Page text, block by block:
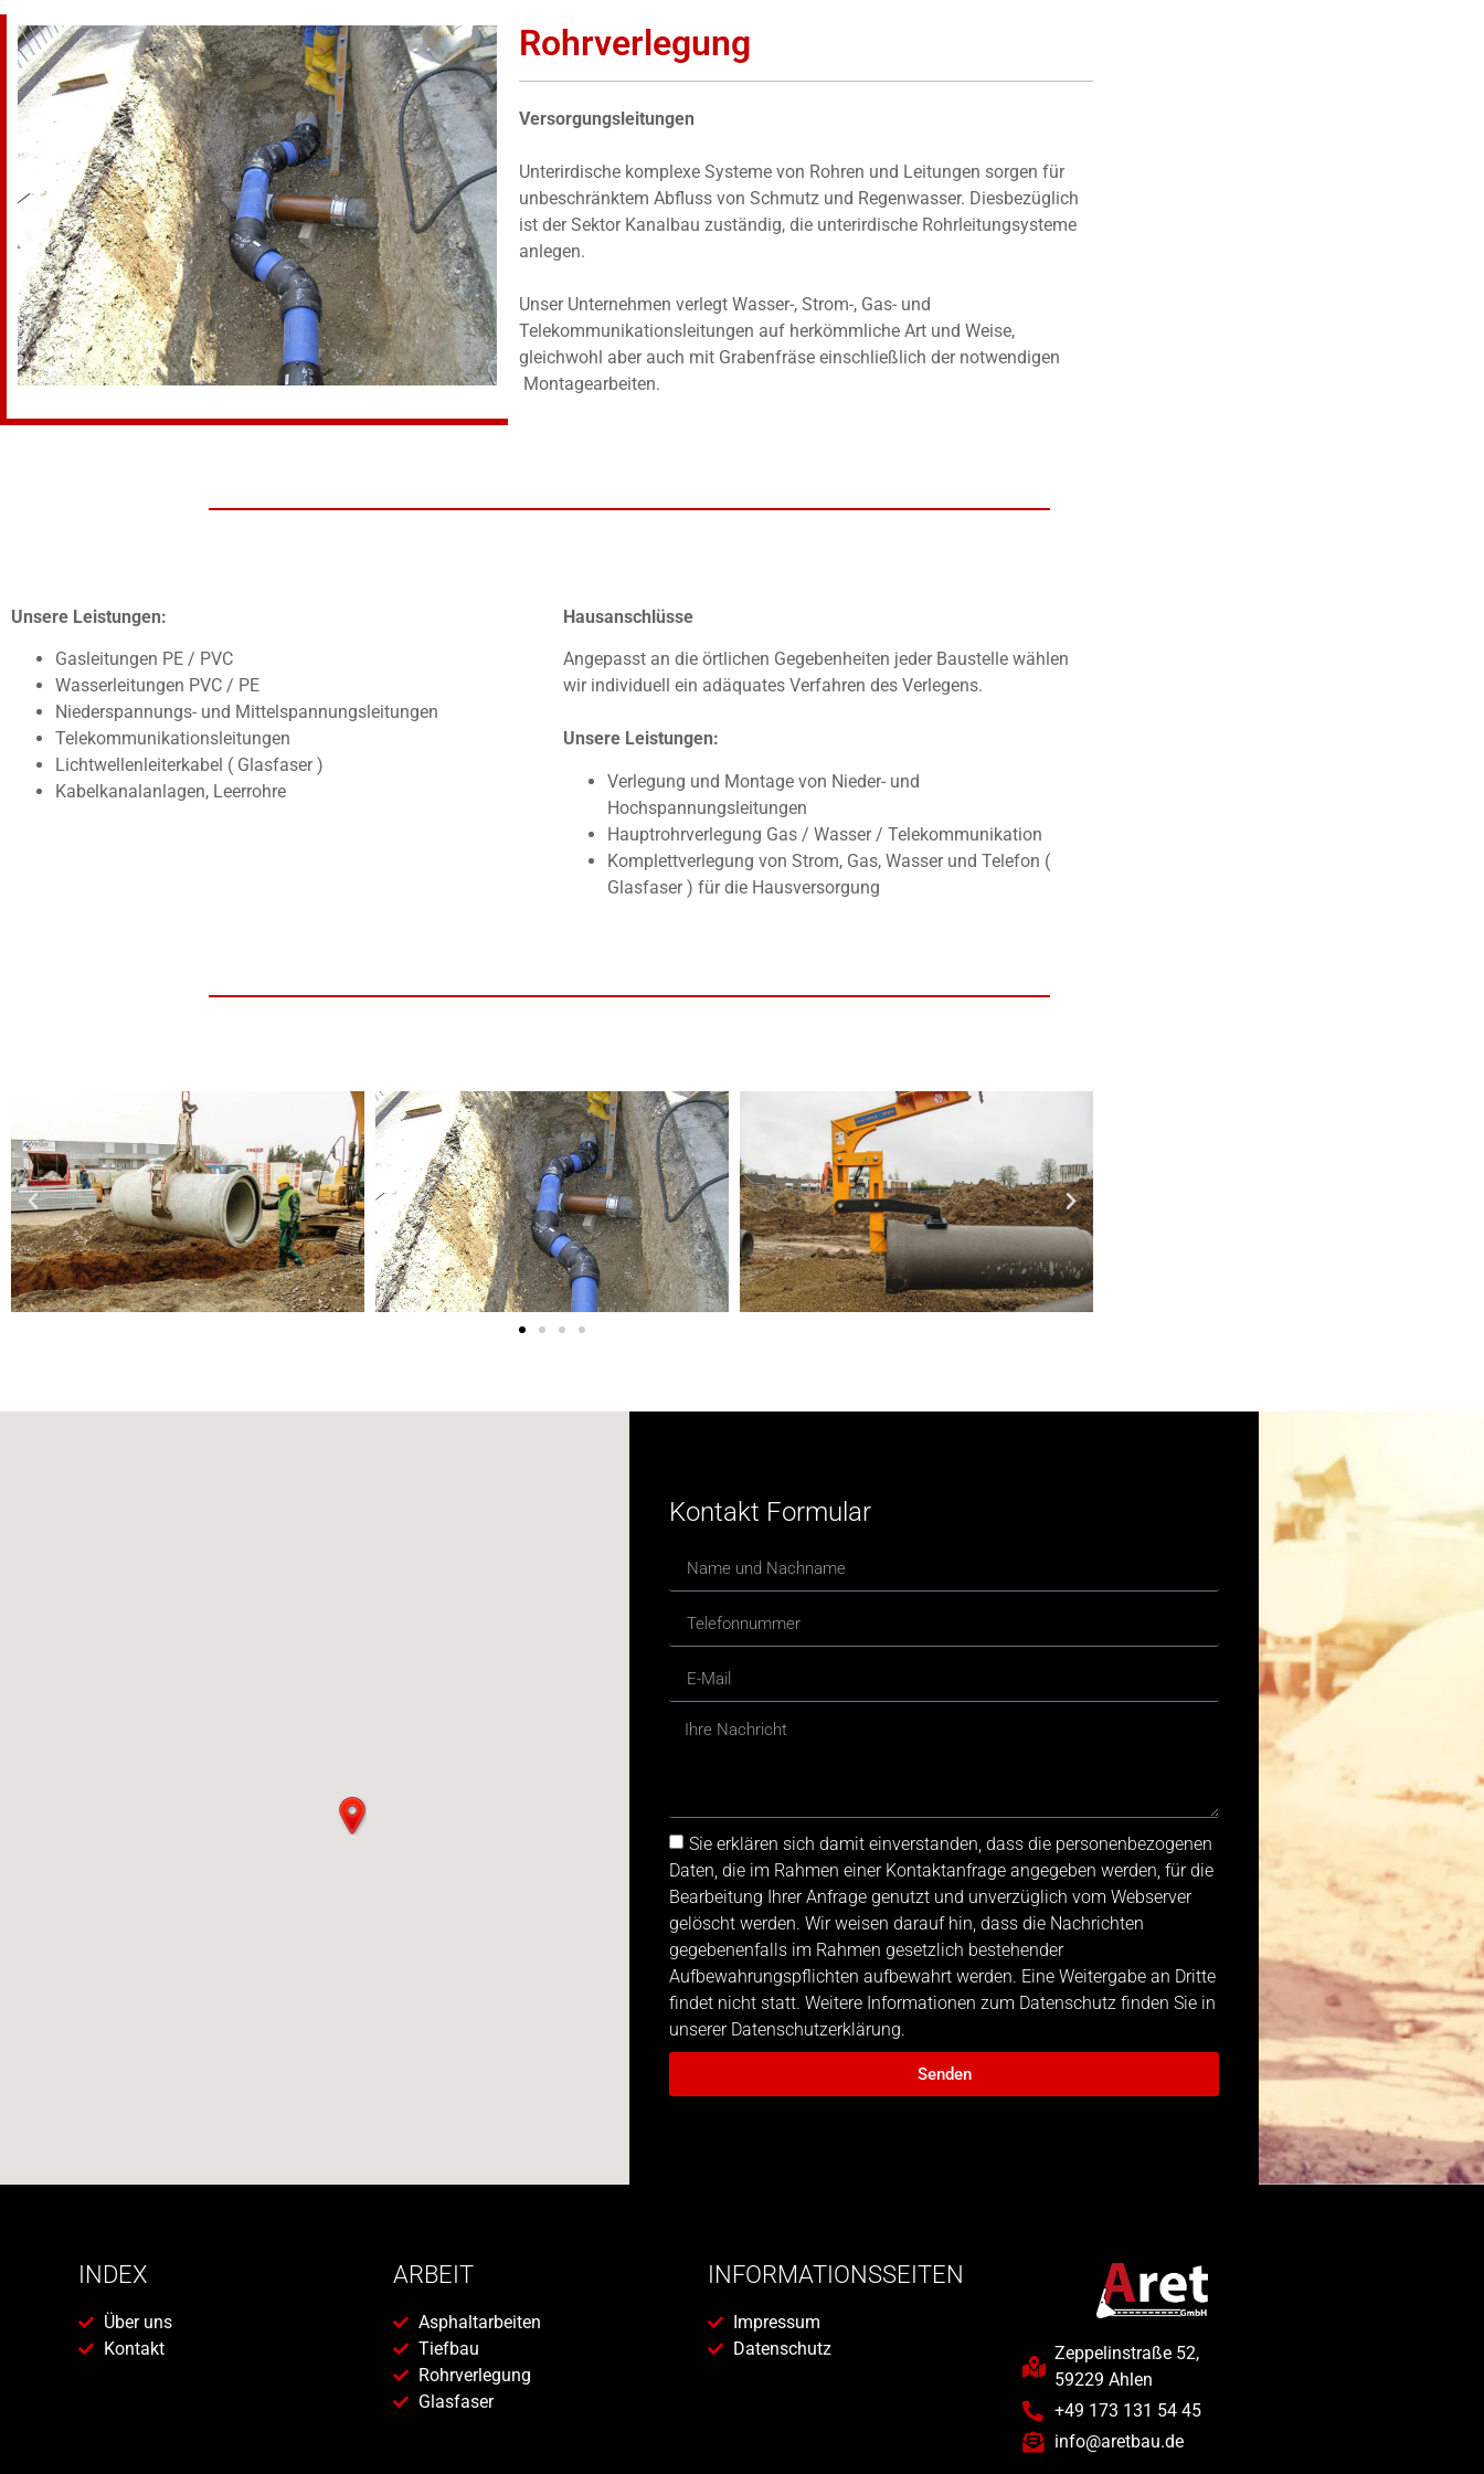
Rohrverlegung
Versorgungsleitungen
Unterirdische komplexe Systeme von Rohren und Leitungen sorgen für
unbeschränktem Abfluss von Schmutz und Regenwasser. Diesbezüglich
ist der Sektor Kanalbau zuständig, die unterirdische Rohrleitungsysteme
anlegen.
Unser Unternehmen verlegt Wasser-, Strom-, Gas- und
Telekommunikationsleitungen auf herkömmliche Art und Weise,
gleichwohl aber auch mit Grabenfräse einschließlich der notwendigen
Montagearbeiten.
Unsere Leistungen:
Gasleitungen PE / PVC
Wasserleitungen PVC / PE
Niederspannungs- und Mittelspannungsleitungen
Telekommunikationsleitungen
Lichtwellenleiterkabel ( Glasfaser )
Kabelkanalanlagen, Leerrohre
Hausanschlüsse
Angepasst an die örtlichen Gegebenheiten jeder Baustelle wählen
wir individuell ein adäquates Verfahren des Verlegens.
Unsere Leistungen:
Verlegung und Montage von Nieder- und
Hochspannungsleitungen
Hauptrohrverlegung Gas / Wasser / Telekommunikation
Komplettverlegung von Strom, Gas, Wasser und Telefon (
Glasfaser ) für die Hausversorgung
Kontakt Formular
Sie erklären sich damit einverstanden, dass die personenbezogenen
Daten, die im Rahmen einer Kontaktanfrage angegeben werden, für die
Bearbeitung Ihrer Anfrage genutzt und unverzüglich vom Webserver
gelöscht werden. Wir weisen darauf hin, dass die Nachrichten
gegebenenfalls im Rahmen gesetzlich bestehender
Aufbewahrungspflichten aufbewahrt werden. Eine Weitergabe an Dritte
findet nicht statt. Weitere Informationen zum Datenschutz finden Sie in
unserer Datenschutzerklärung.
Senden
INDEX
Über uns
Kontakt
ARBEIT
Asphaltarbeiten
Tiefbau
Rohrverlegung
Glasfaser
INFORMATIONSSEITEN
Impressum
Datenschutz
Zeppelinstraße 52,
59229 Ahlen
+49 173 131 54 45
info@aretbau.de